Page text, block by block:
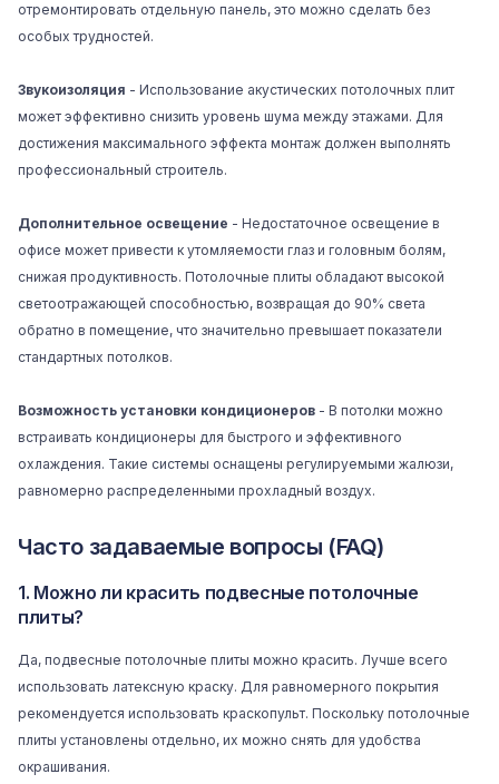
отремонтировать отдельную панель, это можно сделать без
особых трудностей.
Звукоизоляция - Использование акустических потолочных плит
может эффективно снизить уровень шума между этажами. Для
достижения максимального эффекта монтаж должен выполнять
профессиональный строитель.
Дополнительное освещение - Недостаточное освещение в
офисе может привести к утомляемости глаз и головным болям,
снижая продуктивность. Потолочные плиты обладают высокой
светоотражающей способностью, возвращая до 90% света
обратно в помещение, что значительно превышает показатели
стандартных потолков.
Возможность установки кондиционеров - В потолки можно
встраивать кондиционеры для быстрого и эффективного
охлаждения. Такие системы оснащены регулируемыми жалюзи,
равномерно распределенными прохладный воздух.
Часто задаваемые вопросы (FAQ)
1. Можно ли красить подвесные потолочные
плиты?
Да, подвесные потолочные плиты можно красить. Лучше всего
использовать латексную краску. Для равномерного покрытия
рекомендуется использовать краскопульт. Поскольку потолочные
плиты установлены отдельно, их можно снять для удобства
окрашивания.